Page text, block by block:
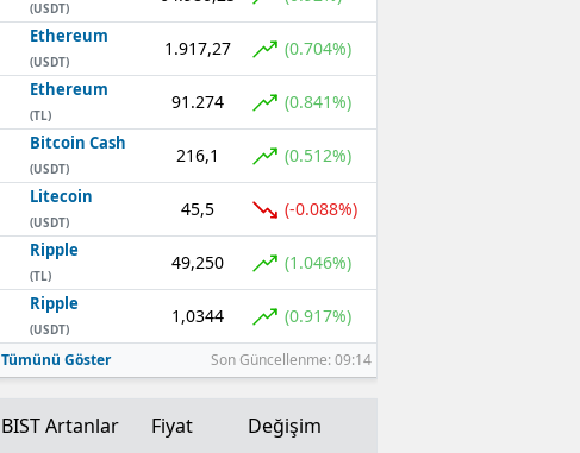
(USDT)
Ethereum
(USDT)
1.917,27 (0.704%)
Ethereum
(TL)
91.274 (0.841%)
Bitcoin Cash
(USDT)
216,1 (0.512%)
Litecoin
(USDT)
45,5 (-0.088%)
Ripple
(TL)
49,250 (1.046%)
Ripple
(USDT)
1,0344 (0.917%)
Tümünü Göster Son Güncellenme: 09:14
BIST Artanlar Fiyat Değişim